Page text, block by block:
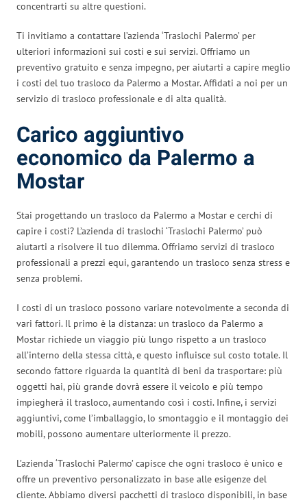
concentrarti su altre questioni.
Ti invitiamo a contattare l’azienda ‘Traslochi Palermo’ per
ulteriori informazioni sui costi e sui servizi. Offriamo un
preventivo gratuito e senza impegno, per aiutarti a capire meglio
i costi del tuo trasloco da Palermo a Mostar. Affidati a noi per un
servizio di trasloco professionale e di alta qualità.
Carico aggiuntivo
economico da Palermo a
Mostar
Stai progettando un trasloco da Palermo a Mostar e cerchi di
capire i costi? L’azienda di traslochi ‘Traslochi Palermo’ può
aiutarti a risolvere il tuo dilemma. Offriamo servizi di trasloco
professionali a prezzi equi, garantendo un trasloco senza stress e
senza problemi.
I costi di un trasloco possono variare notevolmente a seconda di
vari fattori. Il primo è la distanza: un trasloco da Palermo a
Mostar richiede un viaggio più lungo rispetto a un trasloco
all’interno della stessa città, e questo influisce sul costo totale. Il
secondo fattore riguarda la quantità di beni da trasportare: più
oggetti hai, più grande dovrà essere il veicolo e più tempo
impiegherà il trasloco, aumentando così i costi. Infine, i servizi
aggiuntivi, come l’imballaggio, lo smontaggio e il montaggio dei
mobili, possono aumentare ulteriormente il prezzo.
L’azienda ‘Traslochi Palermo’ capisce che ogni trasloco è unico e
offre un preventivo personalizzato in base alle esigenze del
cliente. Abbiamo diversi pacchetti di trasloco disponibili, in base